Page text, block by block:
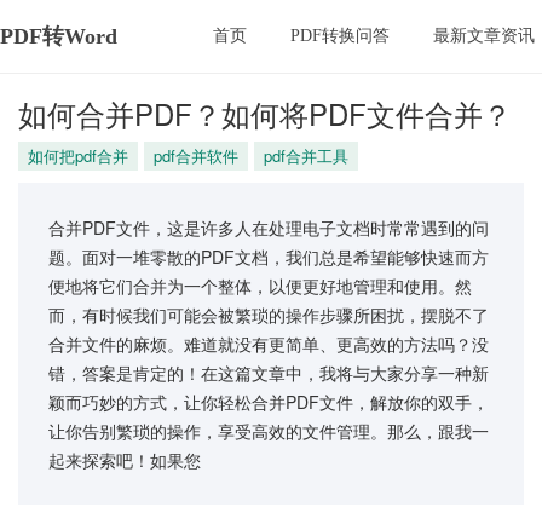
PDF转Word 首页 PDF转换问答 最新文章资讯
如何合并PDF？如何将PDF文件合并？
如何把pdf合并 pdf合并软件 pdf合并工具
合并PDF文件，这是许多人在处理电子文档时常常遇到的问
题。面对一堆零散的PDF文档，我们总是希望能够快速而方
便地将它们合并为一个整体，以便更好地管理和使用。然
而，有时候我们可能会被繁琐的操作步骤所困扰，摆脱不了
合并文件的麻烦。难道就没有更简单、更高效的方法吗？没
错，答案是肯定的！在这篇文章中，我将与大家分享一种新
颖而巧妙的方式，让你轻松合并PDF文件，解放你的双手，
让你告别繁琐的操作，享受高效的文件管理。那么，跟我一
起来探索吧！如果您